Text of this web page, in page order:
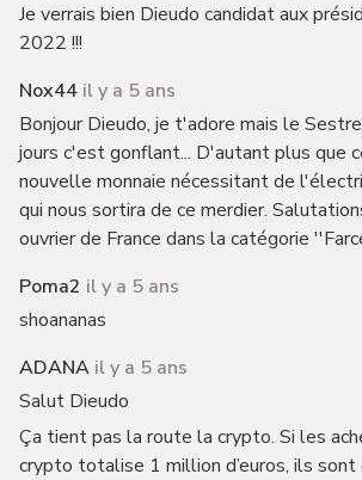
Je verrais bien Dieudo candidat aux
2022 !!!
Nox44 il y a 5 ans
Bonjour Dieudo, je t'adore mais le
jours c'est gonflant... D'autant plus que
nouvelle monnaie nécessitant de
qui nous sortira de ce merdier.
ouvrier de France dans la catégorie
Poma2 il y a 5 ans
shoananas
ADANA il y a 5 ans
Salut Dieudo
Ça tient pas la route la crypto. Si les
crypto totalise 1 million d’euros, ils